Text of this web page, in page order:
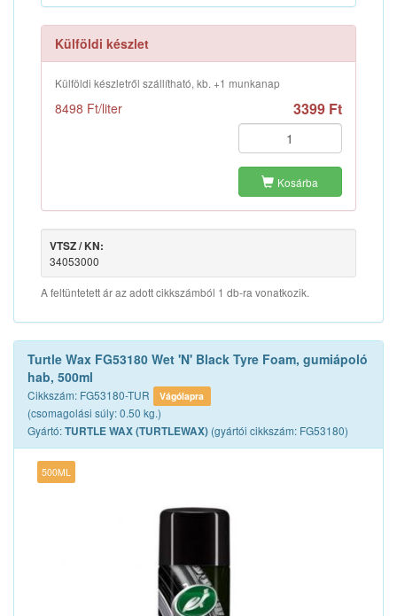
Külföldi készlet
Külföldi készletről szállítható, kb. +1 munkanap
8498 Ft/liter 3399 Ft
Kosárba
VTSZ / KN:
34053000
A feltüntetett ár az adott cikkszámból 1 db-ra vonatkozik.
Turtle Wax FG53180 Wet 'N' Black Tyre Foam, gumiápoló
hab, 500ml
Cikkszám: FG53180-TUR Vágólapra
(csomagolási súly: 0.50 kg.)
Gyártó:TURTLE WAX (TURTLEWAX) (gyártói cikkszám: FG53180)
500ML